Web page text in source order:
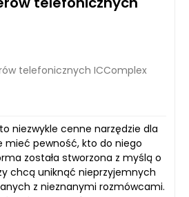
telefonicznych ICComplex
niezwykle cenne narzędzie dla
mieć pewność, kto do niego
została stworzona z myślą o
chcą uniknąć nieprzyjemnych
z nieznanymi rozmówcami.